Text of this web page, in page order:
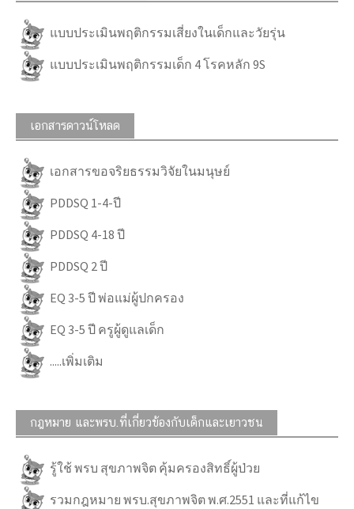
แบบประเมินพฤติกรรมเสี่ยงในเด็กและวัยรุ่น
แบบประเมินพฤติกรรมเด็ก 4 โรคหลัก 9S
เอกสารดาวน์โหลด
เอกสารขอจริยธรรมวิจัยในมนุษย์
PDDSQ 1-4-ปี
PDDSQ 4-18 ปี
PDDSQ 2 ปี
EQ 3-5 ปี พ่อแม่ผู้ปกครอง
EQ 3-5 ปี ครูผู้ดูแลเด็ก
.....เพิ่มเติม
กฎหมาย และพรบ.ที่เกี่ยวข้องกับเด็กและเยาวชน
รู้ใช้ พรบ สุขภาพจิต คุ้มครองสิทธิ์ผู้ป่วย
รวมกฎหมาย พรบ.สุขภาพจิต พ.ศ.2551 และที่แก้ไข